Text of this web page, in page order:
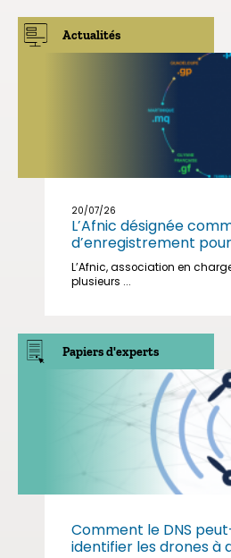
Actualités
20/07/26
L’Afnic désignée
d’enregistrement pour
L’Afnic, association en
plusieurs ...
Papiers d'experts
Comment le DNS
identifier les drones à